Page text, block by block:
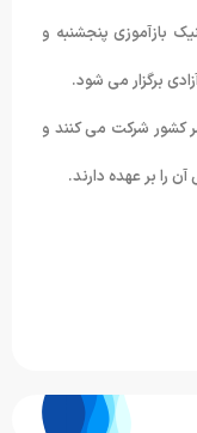
بازآموزی پنجشنبه و
از سراسر کشور شرکت می کنند و
را بر عهده دارند.